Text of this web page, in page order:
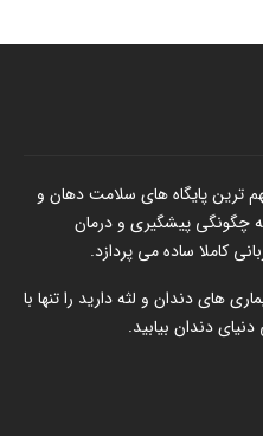
ترین پایگاه های سلامت دهان و
چگونگی پیشگیری و درمان
کاملا ساده می پردازد.
های دندان و لثه دارید را تنها با
دندان بیابید.